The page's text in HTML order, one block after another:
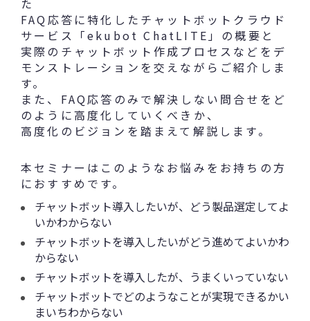
た
FAQ応答に特化したチャットボットクラウド
サービス「ekubot ChatLITE」の概要と
実際のチャットボット作成プロセスなどをデ
モンストレーションを交えながらご紹介しま
す。
また、FAQ応答のみで解決しない問合せをど
のように高度化していくべきか、
高度化のビジョンを踏まえて解説します。
本セミナーはこのようなお悩みをお持ちの方
におすすめです。
チャットボット導入したいが、どう製品選定してよ
いかわからない
チャットボットを導入したいがどう進めてよいかわ
からない
チャットボットを導入したが、うまくいっていない
チャットボットでどのようなことが実現できるかい
まいちわからない